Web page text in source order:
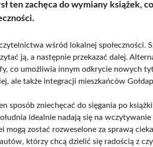
ten zachęca do wymiany książek,
wśród lokalnej społeczności.
ją, a następnie przekazać dalej.
co umożliwia innym odkrycie nowych
ale także integracji mieszkańców
sposób zniechęcać do sięgania po
idealnie nadają się na
zostać rozweselone za sprawą
którzy chcą dzielić się radością z